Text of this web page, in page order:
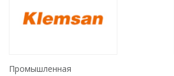
Промышленная